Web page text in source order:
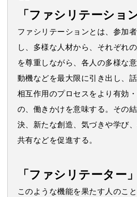
「ファシリテーショ
ファシリテーションとは、参加
し、多様な人材から、それぞれ
を尊重しながら、各人の多様な意
動機などを最大限に引き出し、
相互作用のプロセスをより有効
の、働きかけを意味する。その
決、新たな創造、気づきや学び
共有などを促進する。
「ファシリテーター
このような機能を果たす人のこ